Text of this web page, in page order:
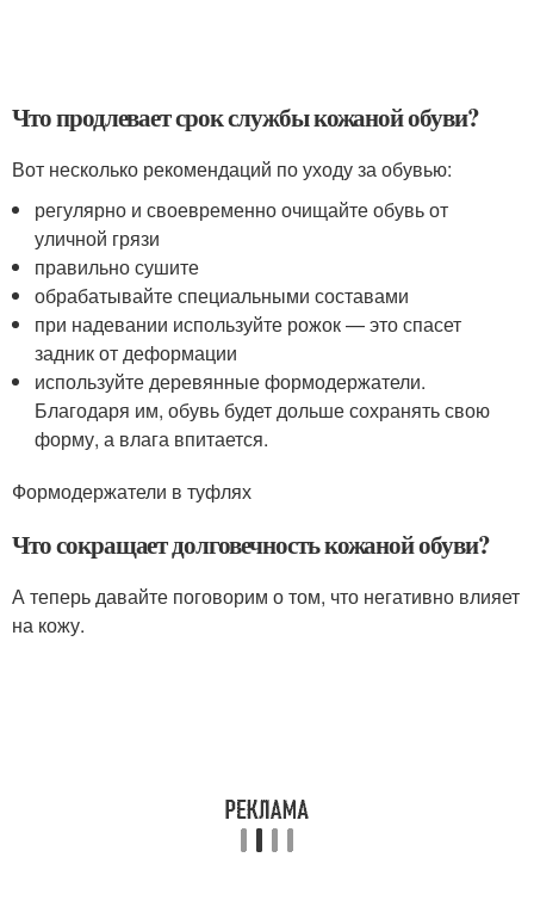
Что продлевает срок службы кожаной обуви?
Вот несколько рекомендаций по уходу за обувью:
регулярно и своевременно очищайте обувь от
уличной грязи
правильно сушите
обрабатывайте специальными составами
при надевании используйте рожок — это спасет
задник от деформации
используйте деревянные формодержатели.
Благодаря им, обувь будет дольше сохранять свою
форму, а влага впитается.
Формодержатели в туфлях
Что сокращает долговечность кожаной обуви?
А теперь давайте поговорим о том, что негативно влияет
на кожу.